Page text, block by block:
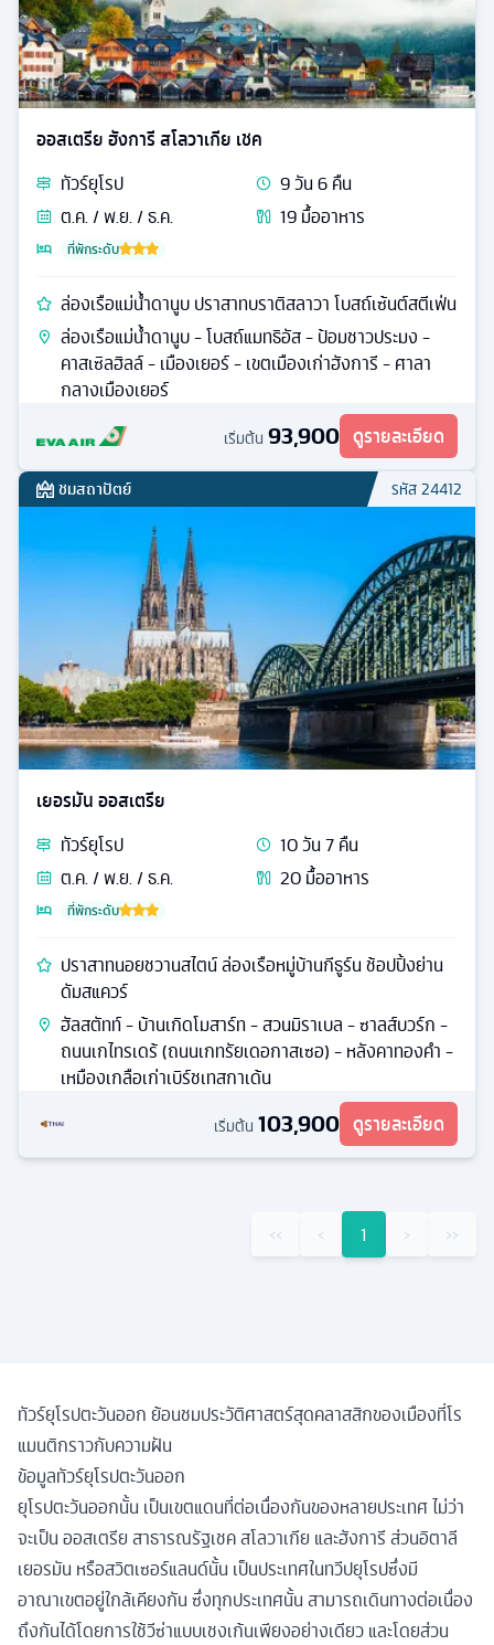
ออสเตรีย ฮังการี สโลวาเกีย เชค
ทัวร์ยุโรป 9วัน6คืน
ต.ค. / พ.ย. / ธ.ค.
19มื้ออาหาร
ที่พักระดับ
ล่องเรือแม่น้ำดานูบ ปราสาทบราติสลาวา โบสถ์เซ้นต์สตีเฟ่น
ล่องเรือแม่น้ำดานูบ - โบสถ์แมทธิอัส - ป้อมชาวประมง -
คาสเซิลฮิลล์ - เมืองเยอร์ - เขตเมืองเก่าฮังการี - ศาลา
กลางเมืองเยอร์
เริ่มต้น 93,900 ดูรายละเอียด
ชมสถาปัตย์ รหัส24412
เยอรมัน ออสเตรีย
ทัวร์ยุโรป 10วัน7คืน
ต.ค. / พ.ย. / ธ.ค.
20มื้ออาหาร
ที่พักระดับ
ปราสาทนอยชวานสไตน์ ล่องเรือหมู่บ้านกีธูร์น ช้อปปิ้งย่าน
ดัมสแควร์
ฮัลสตัทท์ - บ้านเกิดโมสาร์ท - สวนมิราเบล - ซาลส์บวร์ก -
ถนนเกไทรเดร้ (ถนนเกทรัยเดอกาสเซอ) - หลังคาทองคํา -
เหมืองเกลือเก่าเบิร์ชเทสกาเด้น
เริ่มต้น 103,900 ดูรายละเอียด
‹‹ ‹ 1 › ››
ทัวร์ยุโรปตะวันออก ย้อนชมประวัติศาสตร์สุดคลาสสิกของเมืองที่โร
แมนติกราวกับความฝัน
ข้อมูลทัวร์ยุโรปตะวันออก
ยุโรปตะวันออกนั้น เป็นเขตแดนที่ต่อเนื่องกันของหลายประเทศ ไม่ว่า
จะเป็น ออสเตรีย สาธารณรัฐเชค สโลวาเกีย และฮังการี ส่วนอิตาลี
เยอรมัน หรือสวิตเซอร์แลนด์นั้น เป็นประเทศในทวีปยุโรปซึ่งมี
อาณาเขตอยู่ใกล้เคียงกัน ซึ่งทุกประเทศนั้น สามารถเดินทางต่อเนื่อง
ถึงกันได้โดยการใช้วีซ่าแบบเชงเก้นเพียงอย่างเดียว และโดยส่วน